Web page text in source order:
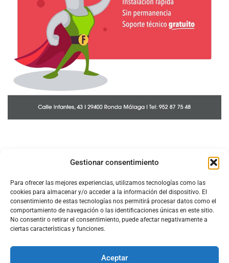
Gestionar consentimiento
Para ofrecer las mejores experiencias, utilizamos tecnologías como las
cookies para almacenar y/o acceder a la información del dispositivo. El
consentimiento de estas tecnologías nos permitirá procesar datos como el
comportamiento de navegación o las identificaciones únicas en este sitio.
No consentir o retirar el consentimiento, puede afectar negativamente a
ciertas características y funciones.
Aceptar